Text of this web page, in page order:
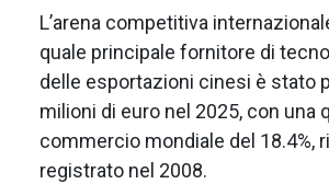
L’arena competitiva
quale principale fornitore di
delle esportazioni cinesi è stato
milioni di euro nel 2025, con una
commercio mondiale del 18.4%,
registrato nel 2008.